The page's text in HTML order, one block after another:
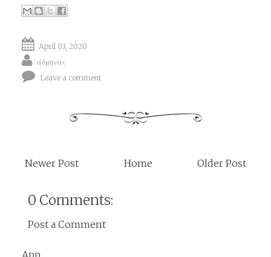
April 03, 2020
άδμηνας
Leave a comment
Newer Post Older Post
Home
0 Comments:
Post a Comment
App